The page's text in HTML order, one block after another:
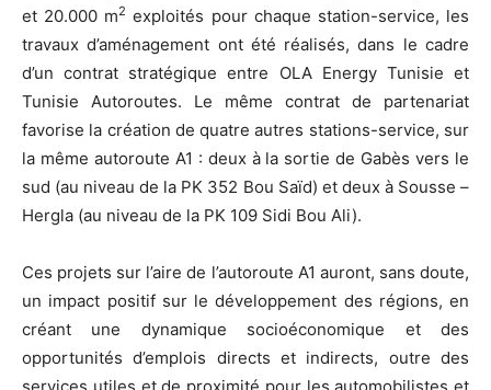
et 20.000 m2 exploités pour chaque station-service, les
travaux d’aménagement ont été réalisés, dans le cadre
d’un contrat stratégique entre OLA Energy Tunisie et
Tunisie Autoroutes. Le même contrat de partenariat
favorise la création de quatre autres stations-service, sur
la même autoroute A1 : deux à la sortie de Gabès vers le
sud (au niveau de la PK 352 Bou Saïd) et deux à Sousse –
Hergla (au niveau de la PK 109 Sidi Bou Ali).
Ces projets sur l’aire de l’autoroute A1 auront, sans doute,
un impact positif sur le développement des régions, en
créant une dynamique socioéconomique et des
opportunités d’emplois directs et indirects, outre des
services utiles et de proximité pour les automobilistes et